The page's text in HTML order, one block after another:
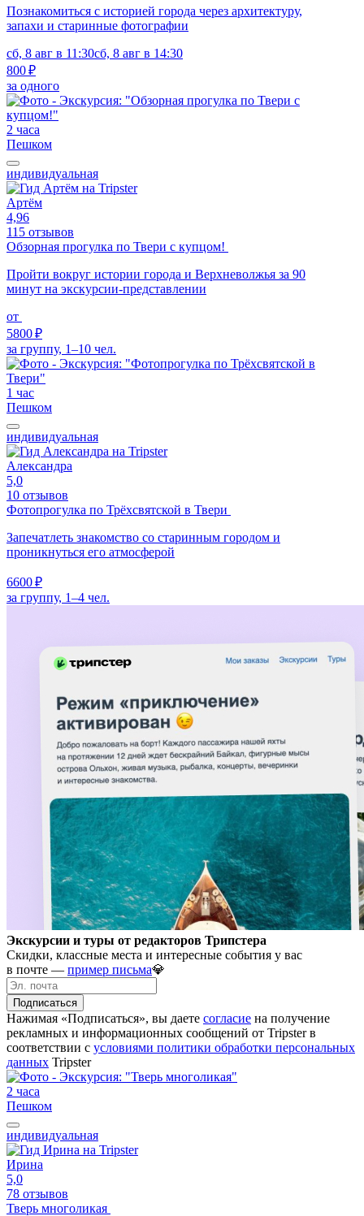
Познакомиться с историей города через архитектуру,
запахи и старинные фотографии
сб, 8 авг в 11:30сб, 8 авг в 14:30
800 ₽
за одного
2 часа
Пешком
индивидуальная
Артём
4,96
115 отзывов
Обзорная прогулка по Твери с купцом!
Пройти вокруг истории города и Верхневолжья за 90
минут на экскурсии-представлении
от
5800 ₽
за группу, 1–10 чел.
1 час
Пешком
индивидуальная
Александра
5,0
10 отзывов
Фотопрогулка по Трёхсвятской в Твери
Запечатлеть знакомство со старинным городом и
проникнуться его атмосферой
6600 ₽
за группу, 1–4 чел.
Экскурсии и туры от редакторов Трипстера
Скидки, классные места и интересные события у вас
в почте — пример письма💎
Подписаться
Нажимая «Подписаться», вы даете согласие на получение
рекламных и информационных сообщений от Tripster в
соответствии c условиями политики обработки персональных
данных Tripster
2 часа
Пешком
индивидуальная
Ирина
5,0
78 отзывов
Тверь многоликая